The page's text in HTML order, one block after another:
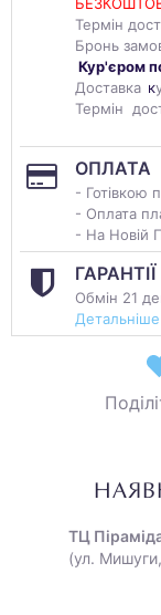
Термін
Бронь
Кур'єром
Доставка к
Термін
ОПЛАТА
- Готівкою
- Оплата
- На Новій
ГАРАНТІЇ
Обмін 21
Детальніше
ТЦ
(ул.